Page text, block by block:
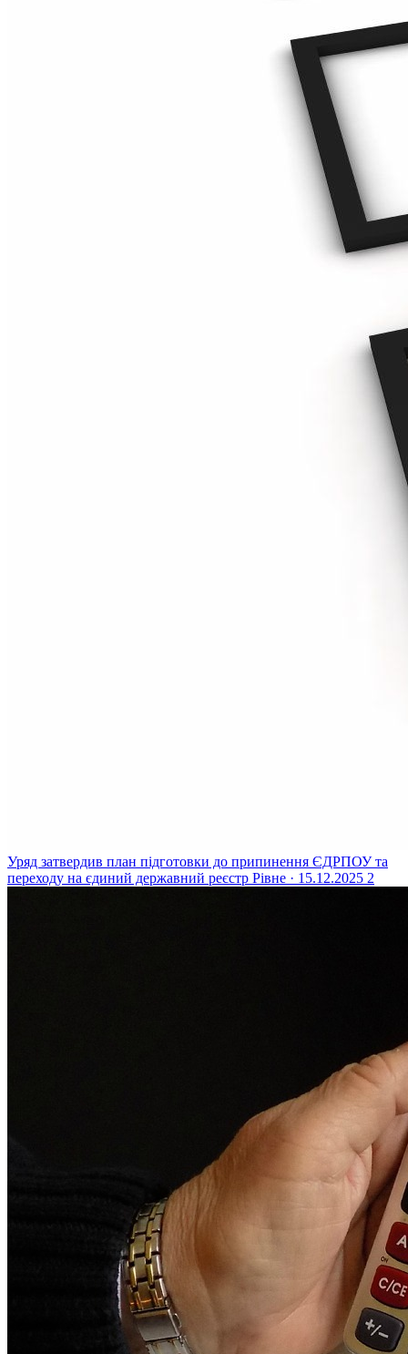
Уряд затвердив план підготовки до припинення ЄДРПОУ та
переходу на єдиний державний реєстр Рівне · 15.12.2025 2